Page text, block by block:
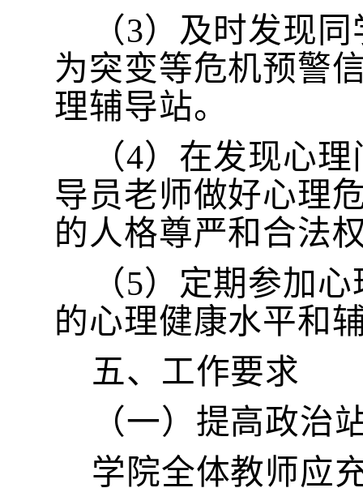
（3）及时发现
为突变等危机预警
理辅导站。
（4）在发现心
导员老师做好心理
的人格尊严和合法
（5）定期参加
的心理健康水平和
五、工作要求
（一）提高政治
学院全体教师应